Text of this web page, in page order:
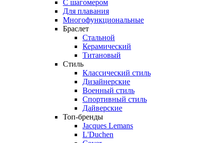
С шагомером
Для плавания
Многофункциональные
Браслет
Стальной
Керамический
Титановый
Стиль
Классический стиль
Дизайнерские
Военный стиль
Спортивный стиль
Дайверские
Топ-бренды
Jacques Lemans
L'Duchen